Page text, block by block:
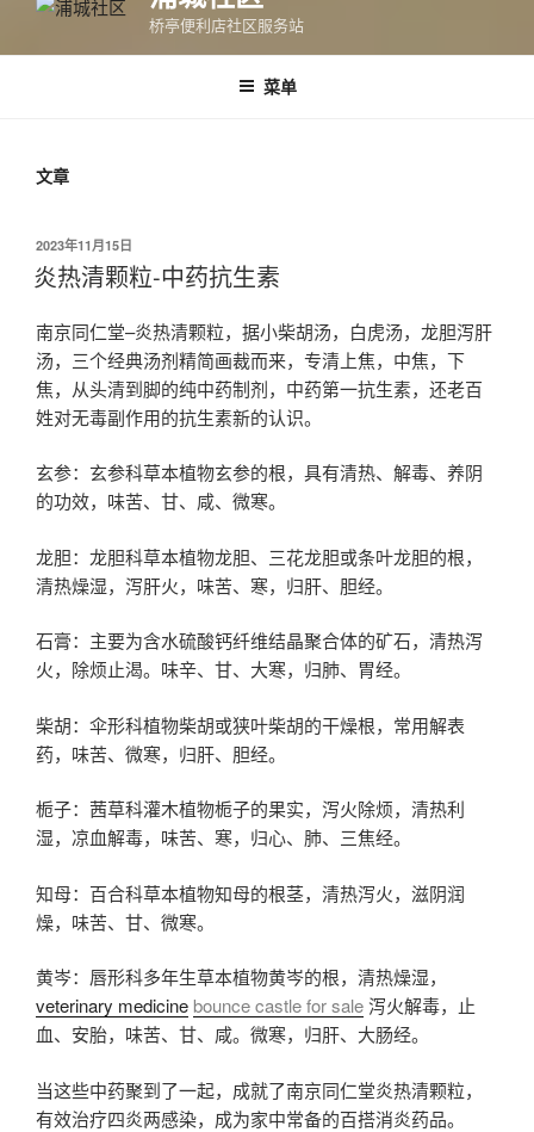
桥亭便利店社区服务站
菜单
文章
发
布
于
2023年11月15日
炎热清颗粒-中药抗生素
南京同仁堂–炎热清颗粒，据小柴胡汤，白虎汤，龙胆泻肝
汤，三个经典汤剂精简画裁而来，专清上焦，中焦，下
焦，从头清到脚的纯中药制剂，中药第一抗生素，还老百
姓对无毒副作用的抗生素新的认识。
玄参：玄参科草本植物玄参的根，具有清热、解毒、养阴
的功效，味苦、甘、咸、微寒。
龙胆：龙胆科草本植物龙胆、三花龙胆或条叶龙胆的根，
清热燥湿，泻肝火，味苦、寒，归肝、胆经。
石膏：主要为含水硫酸钙纤维结晶聚合体的矿石，清热泻
火，除烦止渴。味辛、甘、大寒，归肺、胃经。
柴胡：伞形科植物柴胡或狭叶柴胡的干燥根，常用解表
药，味苦、微寒，归肝、胆经。
栀子：茜草科灌木植物栀子的果实，泻火除烦，清热利
湿，凉血解毒，味苦、寒，归心、肺、三焦经。
知母：百合科草本植物知母的根茎，清热泻火，滋阴润
燥，味苦、甘、微寒。
黄岑：唇形科多年生草本植物黄岑的根，清热燥湿，
veterinary medicinebounce castle for sale 泻火解毒，止
血、安胎，味苦、甘、咸。微寒，归肝、大肠经。
当这些中药聚到了一起，成就了南京同仁堂炎热清颗粒，
有效治疗四炎两感染，成为家中常备的百搭消炎药品。